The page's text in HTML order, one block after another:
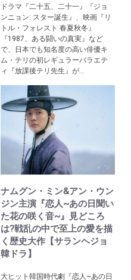
ドラマ『二十五、二十一』『ジョ
ンニョン: スター誕生』、映画『リ
トル・フォレスト 春夏秋冬』
『1987、ある闘いの真実』など
で、日本でも知名度の高い俳優キ
ム・テリの初レギュラーバラエテ
ィ『放課後テリ先生』が...
ナムグン・ミン&アン・ウン
ジン主演『恋人~あの日聞い
た花の咲く音~』見どころ
は?戦乱の中で至上の愛を描
く歴史大作【サランヘジョ
韓ドラ】
大ヒット韓国時代劇『恋人~あの日